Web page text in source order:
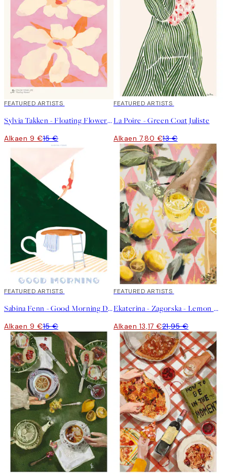
40%*
FEATURED ARTISTS
Sylvia Takken - Floating Flowers Juliste
Alkaen 9 €15 €
40%*
FEATURED ARTISTS
La Poire - Green Coat Juliste
Alkaen 7,80 €13 €
40%*
FEATURED ARTISTS
Sabina Fenn - Good Morning Dive Juliste
Alkaen 9 €15 €
40%*
FEATURED ARTISTS
Ekaterina - Zagorska - Lemon Cocktail Juliste
Alkaen 13,17 €21,95 €